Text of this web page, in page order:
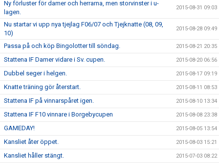
Ny förluster för damer och herrarna, men storvinster i u-
lagen.
2015-08-31 09:03
Nu startar vi upp nya tjejlag F06/07 och Tjejknatte (08, 09,
10)
2015-08-28 09:49
Passa på och köp Bingolotter till söndag. 2015-08-21 20:35
Stattena IF Damer vidare i Sv. cupen. 2015-08-20 06:56
Dubbel seger i helgen. 2015-08-17 09:19
Knatte träning gör återstart. 2015-08-11 08:53
Stattena IF på vinnarspåret igen. 2015-08-10 13:34
Stattena IF F10 vinnare i Borgebycupen 2015-08-08 23:38
GAMEDAY! 2015-08-05 13:54
Kansliet åter öppet. 2015-08-03 15:21
Kansliet håller stängt. 2015-07-03 08:22